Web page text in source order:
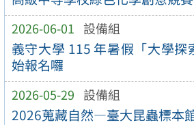
2026-06-01 設備組
義守大學 115 年暑假「大學探
始報名囉
2026-05-29 設備組
2026蒐藏自然—臺大昆蟲標本